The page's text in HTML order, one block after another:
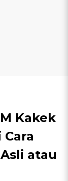
Kakek
atau